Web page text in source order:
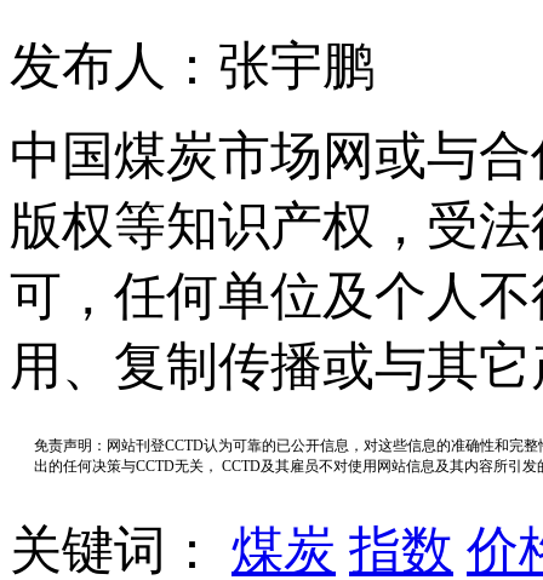
发布人：张宇鹏
中国煤炭市场网或与
版权等知识产权，受
可，任何单位及个人
用、复制传播或与其
免责声明：网站刊登CCTD认为可靠的已公开信息，对这些信息的准确性和完
出的任何决策与CCTD无关， CCTD及其雇员不对使用网站信息及其内容所引
关键词： 煤炭 指数 价